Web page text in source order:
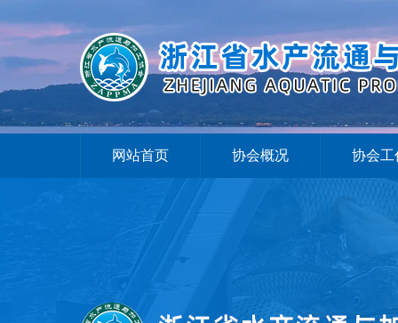
网站首页 协会概况 协会工